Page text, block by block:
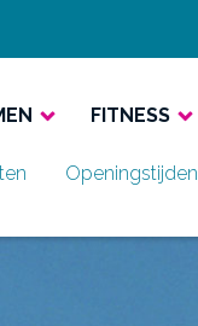
FITNESS
Openingstijden